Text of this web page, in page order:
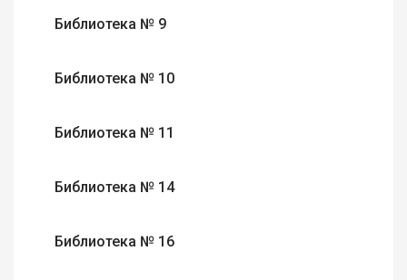
Библиотека № 9
Библиотека № 10
Библиотека № 11
Библиотека № 14
Библиотека № 16